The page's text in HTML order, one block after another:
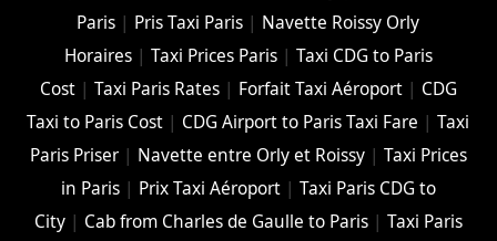
Paris | Pris Taxi Paris | Navette Roissy Orly
Horaires| Taxi Prices Paris| Taxi CDG to Paris
Cost| Taxi Paris Rates| Forfait Taxi Aéroport| CDG
Taxi to Paris Cost | CDG Airport to Paris Taxi Fare |Taxi
Paris Priser| Navette entre Orly et Roissy| Taxi Prices
in Paris| Prix Taxi Aéroport| Taxi Paris CDG to
City| Cab from Charles de Gaulle to Paris| Taxi Paris